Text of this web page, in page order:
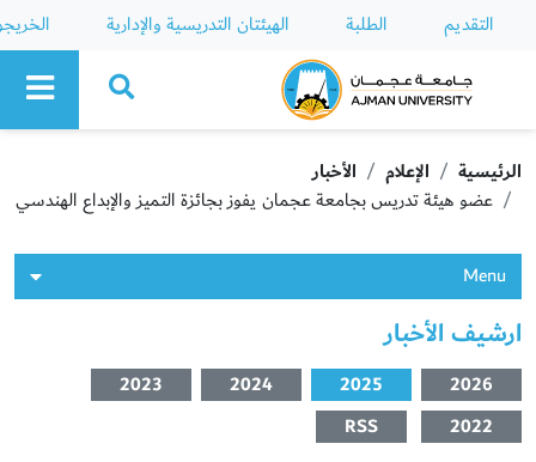
التقديم الطلبة الهيئتان التدريسية والإدارية
Ajman University
الرئيسية الإعلام
الأخبار
عضو هيئة تدريس بجامعة عجمان يفوز بجائزة التميز والإبداع الهندسي
Menu
ارشيف الأخبار
2026
2025
2024
2023
2022
RSS